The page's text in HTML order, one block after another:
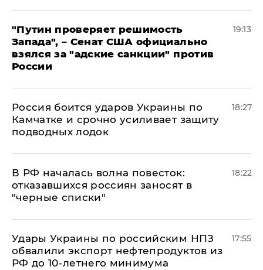
"Путин проверяет решимость
Запада", – Сенат США официально
взялся за "адские санкции" против
России
19:13
Россия боится ударов Украины по
Камчатке и срочно усиливает защиту
подводных лодок
18:27
​В РФ началась волна повесток:
отказавшихся россиян заносят в
"черные списки"
18:22
Удары Украины по российским НПЗ
обвалили экспорт нефтепродуктов из
РФ до 10-летнего минимума
17:55